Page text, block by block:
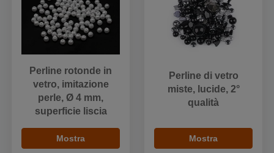
Perline rotonde in
vetro, imitazione
perle, Ø 4 mm,
superficie liscia
Mostra
Perline di vetro
miste, lucide, 2°
qualità
Mostra